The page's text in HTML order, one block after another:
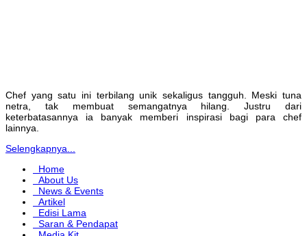
Chef yang satu ini terbilang unik sekaligus tangguh. Meski tuna
netra, tak membuat semangatnya hilang. Justru dari
keterbatasannya ia banyak memberi inspirasi bagi para chef
lainnya.
Selengkapnya...
Home
About Us
News & Events
Artikel
Edisi Lama
Saran & Pendapat